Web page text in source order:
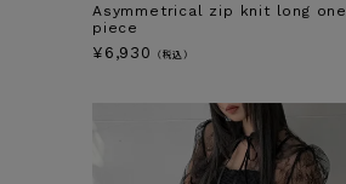
Asymmetrical zip knit long one
piece
¥ 6,930 （税込）